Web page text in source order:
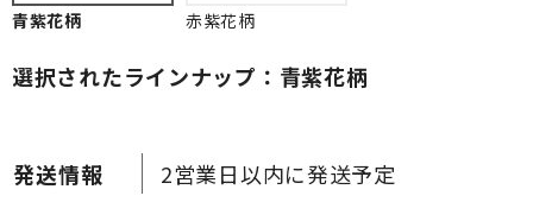
2営業日以内に発送予定
青紫花柄 赤紫花柄
選択されたラインナップ：青紫花柄